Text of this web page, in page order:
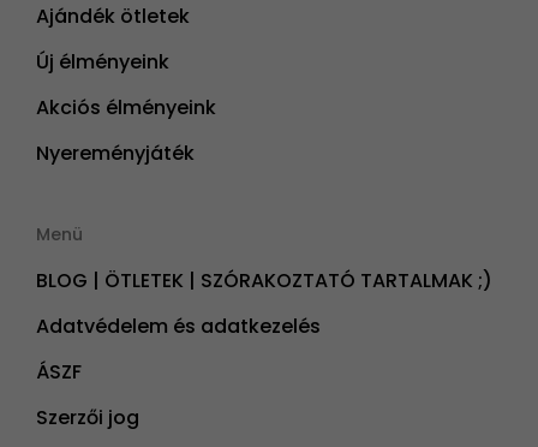
Ajándék ötletek
Új élményeink
Akciós élményeink
Nyereményjáték
Menü
BLOG | ÖTLETEK | SZÓRAKOZTATÓ TARTALMAK ;)
Adatvédelem és adatkezelés
ÁSZF
Szerzői jog